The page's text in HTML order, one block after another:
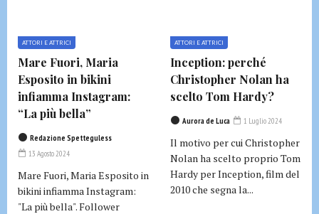
ATTORI E ATTRICI
Mare Fuori, Maria
Esposito in bikini
infiamma Instagram:
“La più bella”
Redazione Spetteguless
13 Agosto 2024
Mare Fuori, Maria Esposito in
bikini infiamma Instagram:
"La più bella". Follower
ATTORI E ATTRICI
Inception: perché
Christopher Nolan ha
scelto Tom Hardy?
Aurora de Luca 1 Luglio 2024
Il motivo per cui Christopher
Nolan ha scelto proprio Tom
Hardy per Inception, film del
2010 che segna la...